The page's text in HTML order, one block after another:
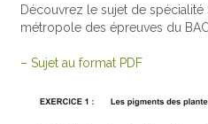
Découvrez le sujet de spécialité
métropole des épreuves du
– Sujet au format PDF